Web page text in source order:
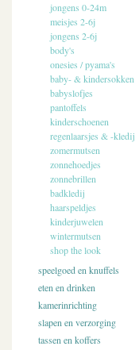
jongens 0-24m
meisjes 2-6j
jongens 2-6j
body's
onesies / pyama's
baby- & kindersokken
babyslofjes
pantoffels
kinderschoenen
regenlaarsjes & -kledij
zomermutsen
zonnehoedjes
zonnebrillen
badkledij
haarspeldjes
kinderjuwelen
wintermutsen
shop the look
speelgoed en knuffels
eten en drinken
kamerinrichting
slapen en verzorging
tassen en koffers